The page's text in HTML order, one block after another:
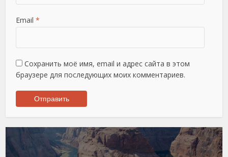
Email *
Сохранить моё имя, email и адрес сайта в этом
браузере для последующих моих комментариев.